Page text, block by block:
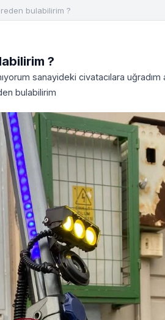
bulabilirim ?
?
sanayideki civatacılara uğradım
bulabilirim